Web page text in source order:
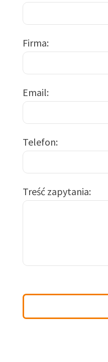
Firma
Email
Telefon
Treść zapytania